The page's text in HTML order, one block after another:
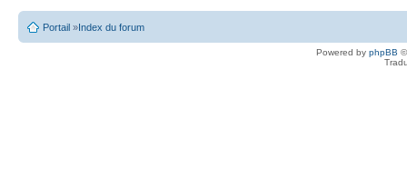
Portail »Index du forum
Powered by phpBB